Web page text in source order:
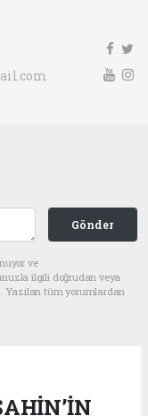
Gönder
ve
ilgili doğrudan veya
Yazılan tüm yorumlardan